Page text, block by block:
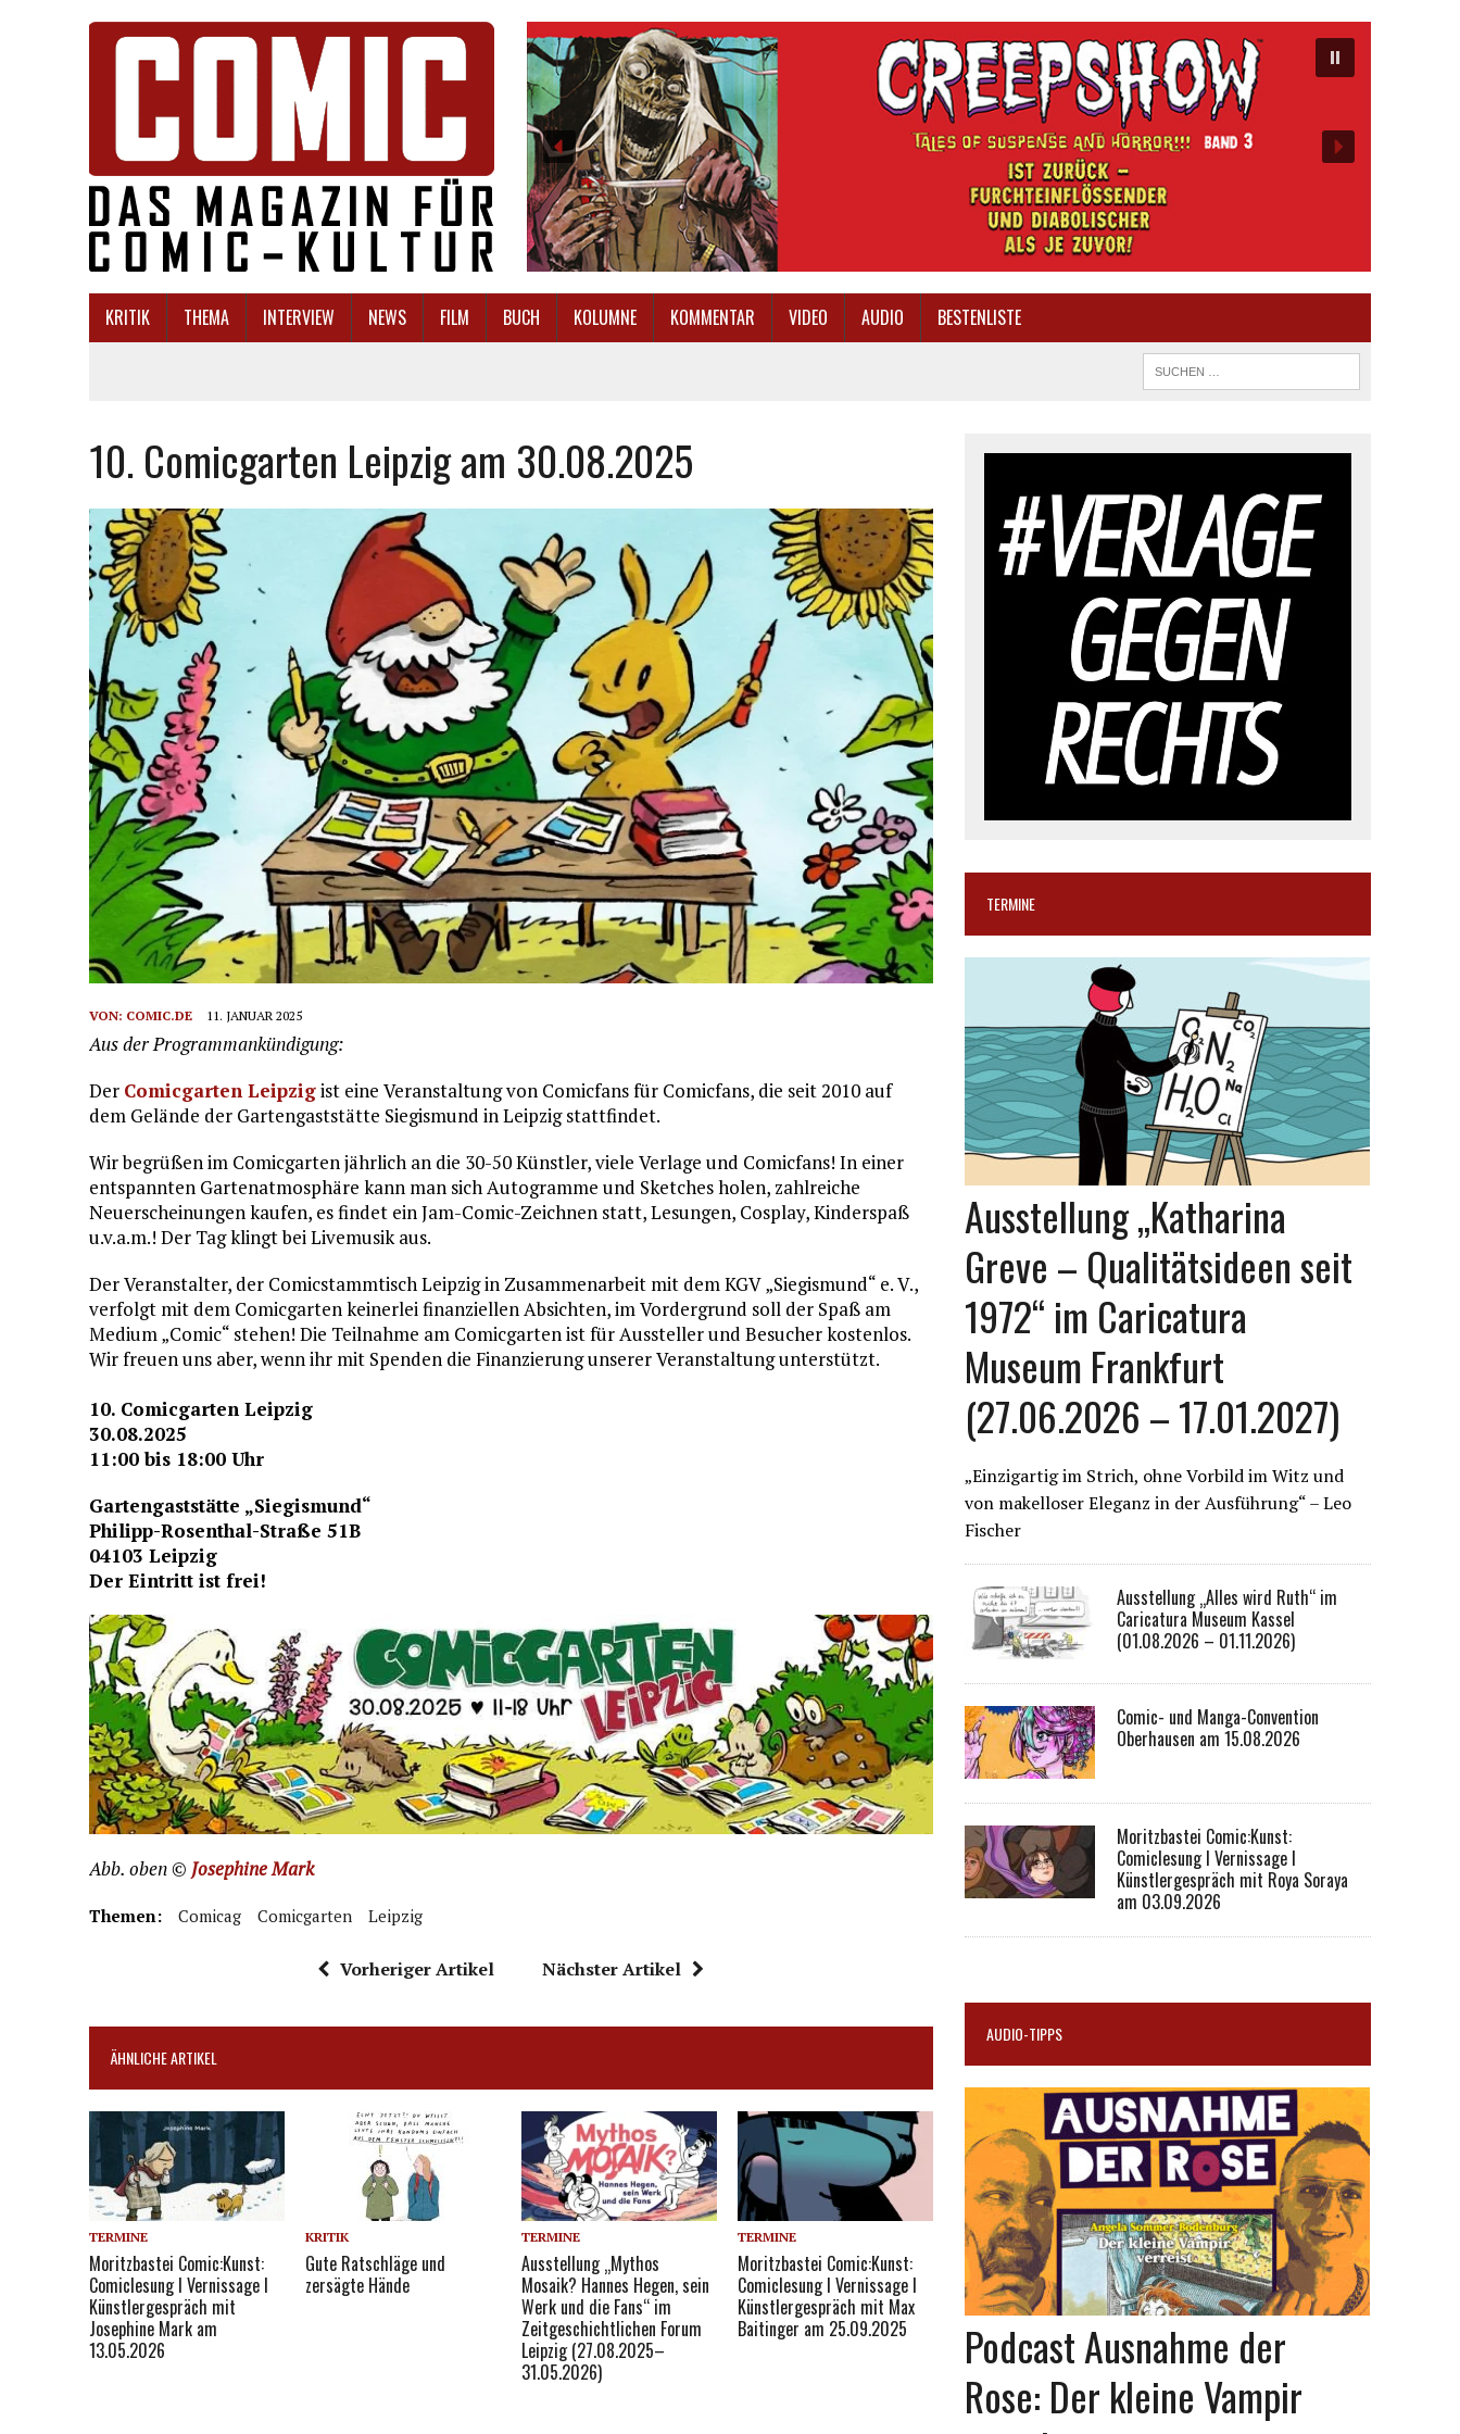
KRITIK THEMA INTERVIEW NEWS FILM BUCH KOLUMNE KOMMENTAR VIDEO AUDIO BESTENLISTE
10. Comicgarten Leipzig am 30.08.2025
VON: COMIC.DE 11. JANUAR 2025
Aus der Programmankündigung:
Der Comicgarten Leipzigist eine Veranstaltung von Comicfans für Comicfans, die seit 2010 auf
dem Gelände der Gartengaststätte Siegismund in Leipzig stattfindet.
Wir begrüßen im Comicgarten jährlich an die 30-50 Künstler, viele Verlage und Comicfans! In einer
entspannten Gartenatmosphäre kann man sich Autogramme und Sketches holen, zahlreiche
Neuerscheinungen kaufen, es findet ein Jam-Comic-Zeichnen statt, Lesungen, Cosplay, Kinderspaß
u.v.a.m.! Der Tag klingt bei Livemusik aus.
Der Veranstalter, der Comicstammtisch Leipzig in Zusammenarbeit mit dem KGV „Siegismund“ e. V.,
verfolgt mit dem Comicgarten keinerlei finanziellen Absichten, im Vordergrund soll der Spaß am
Medium „Comic“ stehen! Die Teilnahme am Comicgarten ist für Aussteller und Besucher kostenlos.
Wir freuen uns aber, wenn ihr mit Spenden die Finanzierung unserer Veranstaltung unterstützt.
10. Comicgarten Leipzig
30.08.2025
11:00 bis 18:00 Uhr
Gartengaststätte „Siegismund“
Philipp-Rosenthal-Straße 51B
04103 Leipzig
Der Eintritt ist frei!
Abb. oben © Josephine Mark
Themen: Comicag Comicgarten Leipzig
Vorheriger Artikel Nächster Artikel
ÄHNLICHE ARTIKEL
TERMINE
Moritzbastei Comic:Kunst:
Comiclesung I Vernissage I
Künstlergespräch mit
Josephine Mark am
13.05.2026
KRITIK
Gute Ratschläge und
zersägte Hände
TERMINE
Ausstellung „Mythos
Mosaik? Hannes Hegen, sein
Werk und die Fans“ im
Zeitgeschichtlichen Forum
Leipzig (27.08.2025–
31.05.2026)
TERMINE
Moritzbastei Comic:Kunst:
Comiclesung I Vernissage I
Künstlergespräch mit Max
Baitinger am 25.09.2025
TERMINE
Ausstellung „Katharina
Greve – Qualitätsideen seit
1972“ im Caricatura
Museum Frankfurt
(27.06.2026 – 17.01.2027)
„Einzigartig im Strich, ohne Vorbild im Witz und
von makelloser Eleganz in der Ausführung“ – Leo
Fischer
Ausstellung „Alles wird Ruth“ im
Caricatura Museum Kassel
(01.08.2026 – 01.11.2026)
Comic- und Manga-Convention
Oberhausen am 15.08.2026
Moritzbastei Comic:Kunst:
Comiclesung I Vernissage I
Künstlergespräch mit Roya Soraya
am 03.09.2026
AUDIO-TIPPS
Podcast Ausnahme der
Rose: Der kleine Vampir